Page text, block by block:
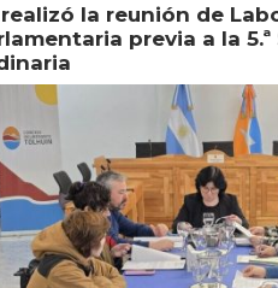
realizó la reunión de
previa a la 5.ª